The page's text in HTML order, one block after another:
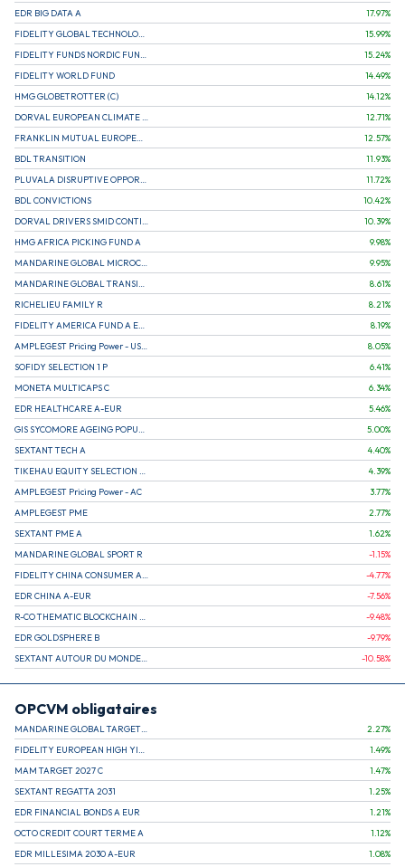
EDR BIG DATA A 17.97%
15.99%
15.24%
FIDELITY WORLD FUND
14.49%
HMG GLOBETROTTER (C)
14.12%
12.71%
12.57%
BDL TRANSITION
11.93%
11.72%
BDL CONVICTIONS
10.42%
10.39%
HMG AFRICA PICKING FUND A
9.98%
9.95%
8.61%
RICHELIEU FAMILY R
8.21%
8.19%
8.05%
SOFIDY SELECTION 1 P
6.41%
MONETA MULTICAPS C
6.34%
EDR HEALTHCARE A-EUR
5.46%
5.00%
SEXTANT TECH A
4.40%
4.39%
AMPLEGEST Pricing Power - AC
3.77%
AMPLEGEST PME
2.77%
SEXTANT PME A
1.62%
MANDARINE GLOBAL SPORT R
-1.15%
-4.77%
EDR CHINA A-EUR
-7.56%
-9.48%
EDR GOLDSPHERE B
-9.79%
-10.58%
OPCVM obligataires
2.27%
1.49%
MAM TARGET 2027 C
1.47%
SEXTANT REGATTA 2031
1.25%
EDR FINANCIAL BONDS A EUR
1.21%
OCTO CREDIT COURT TERME A
1.12%
EDR MILLESIMA 2030 A-EUR
1.08%